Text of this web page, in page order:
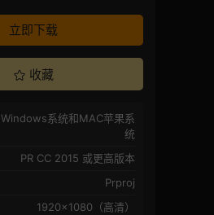
立即下载
收藏
Windows系统和MAC苹果系
统
PR CC 2015 或更高版本
Prproj
1920×1080（高清）